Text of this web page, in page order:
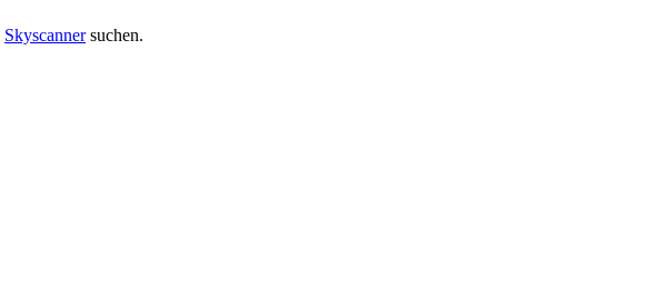
Skyscannersuchen.